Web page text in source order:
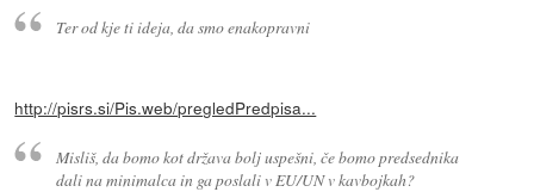
Ter od kje ti ideja, da smo enakopravni
http://pisrs.si/Pis.web/pregledPredpisa...
Misliš, da bomo kot država bolj uspešni, če bomo predsednika
dali na minimalca in ga poslali v EU/UN v kavbojkah?